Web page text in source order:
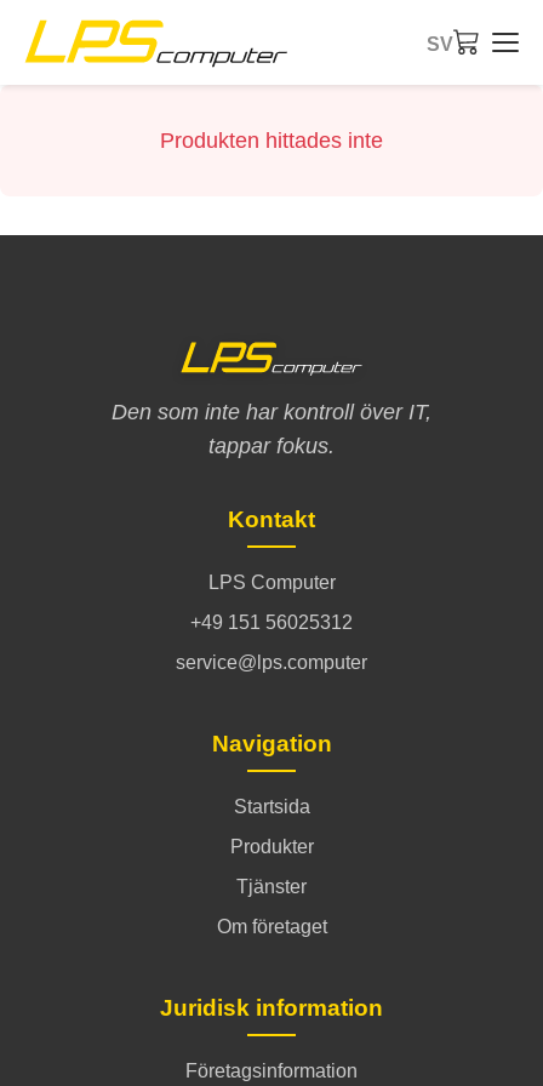
SV
Produkten hittades inte
Den som inte har kontroll över IT,
tappar fokus.
Kontakt
LPS Computer
+49 151 56025312
service@lps.computer
Navigation
Startsida
Produkter
Tjänster
Om företaget
Juridisk information
Företagsinformation